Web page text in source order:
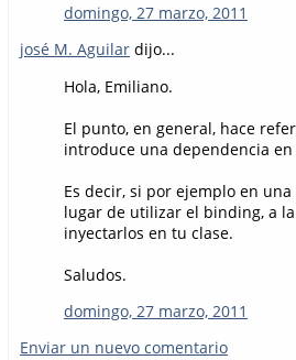
domingo, 27 marzo, 2011
josé M. Aguilar dijo...
Hola, Emiliano.
El punto, en general, hace
introduce una dependencia
Es decir, si por ejemplo en
lugar de utilizar el binding, a
inyectarlos en tu clase.
Saludos.
domingo, 27 marzo, 2011
Enviar un nuevo comentario